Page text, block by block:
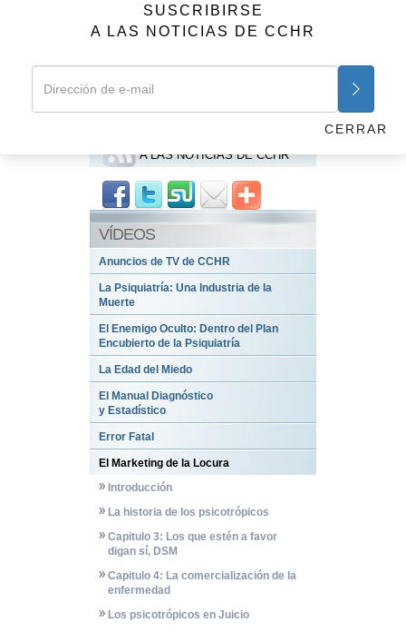
Pero, ¿qué hay de los que ya los están tomando, que sin
importar lo mucho que lo intenten, no pueden dejarlos?
Siguiente
Anterior
Capitulo 12: Adicción y dependencia
A LAS NOTICIAS DE CCHR
VÍDEOS
Anuncios de TV de CCHR
La Psiquiatría: Una Industria de la
Muerte
El Enemigo Oculto: Dentro del Plan
Encubierto de la Psiquiatría
La Edad del Miedo
El Manual Diagnóstico
y Estadístico
Error Fatal
El Marketing de la Locura
Introducción
La historia de los psicotrópicos
Capitulo 3: Los que estén a favor
digan sí, DSM
Capitulo 4: La comercialización de la
enfermedad
Los psicotrópicos en Juicio
SUSCRIBIRSE
A LAS NOTICIAS DE CCHR
CERRAR